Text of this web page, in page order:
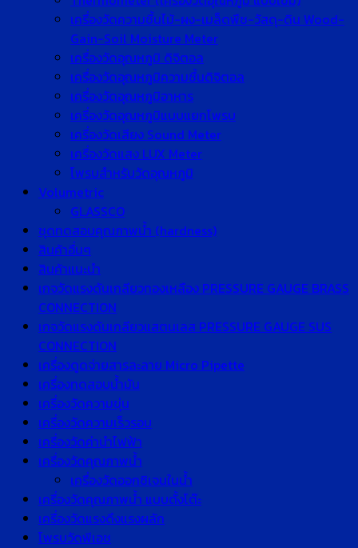
เครื่องวัดความชื้นไม้-ผง-เมล็ดพืช-วัสดุ-ดิน Wood-
Gain-Soil Moisture Meter
เครื่องวัดอุณหภูมิ ดิจิตอล
เครื่องวัดอุณหภูมิความชื้นดิจิตอล
เครื่องวัดอุณหภูมิอาหาร
เครื่องวัดอุณหภูมิแบบแยกโพรบ
เครื่องวัดเสียง Sound Meter
เครื่องวัดแสง LUX Meter
โพรบสำหรับวัดอุณหภูมิ
Volumetric
GLASSCO
ชุดทดสอบคุณภาพน้ำ (hardness)
สินค้าอื่นๆ
สินค้าแนะนำ
เกจวัดแรงดันเกลียวทองเหลือง PRESSURE GAUGE BRASS
CONNECTION
เกจวัดแรงดันเกลียวแสตนเลส PRESSURE GAUGE SUS
CONNECTION
เครื่องดูดจ่ายสารละลาย Micro Pipette
เครื่องทดสอบน้ำมัน
เครื่องวัดความขุ่น
เครื่องวัดความเร็วรอบ
เครื่องวัดค่านำไฟฟ้า
เครื่องวัดคุณภาพน้ำ
เครื่องวัดออกซิเจนในน้ำ
เครื่องวัดคุณภาพน้ำ แบบตั้งโต๊ะ
เครื่องวัดแรงดึงแรงผลัก
โพรบวัดพีเอช